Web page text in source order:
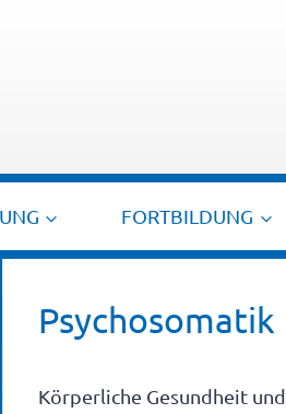
FORTBILDUNG
Psychosomatik
Körperliche Gesundheit